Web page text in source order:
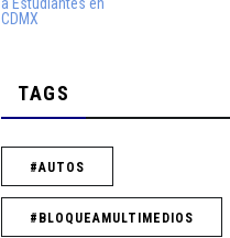
TAGS
#AUTOS
#BLOQUEAMULTIMEDIOS